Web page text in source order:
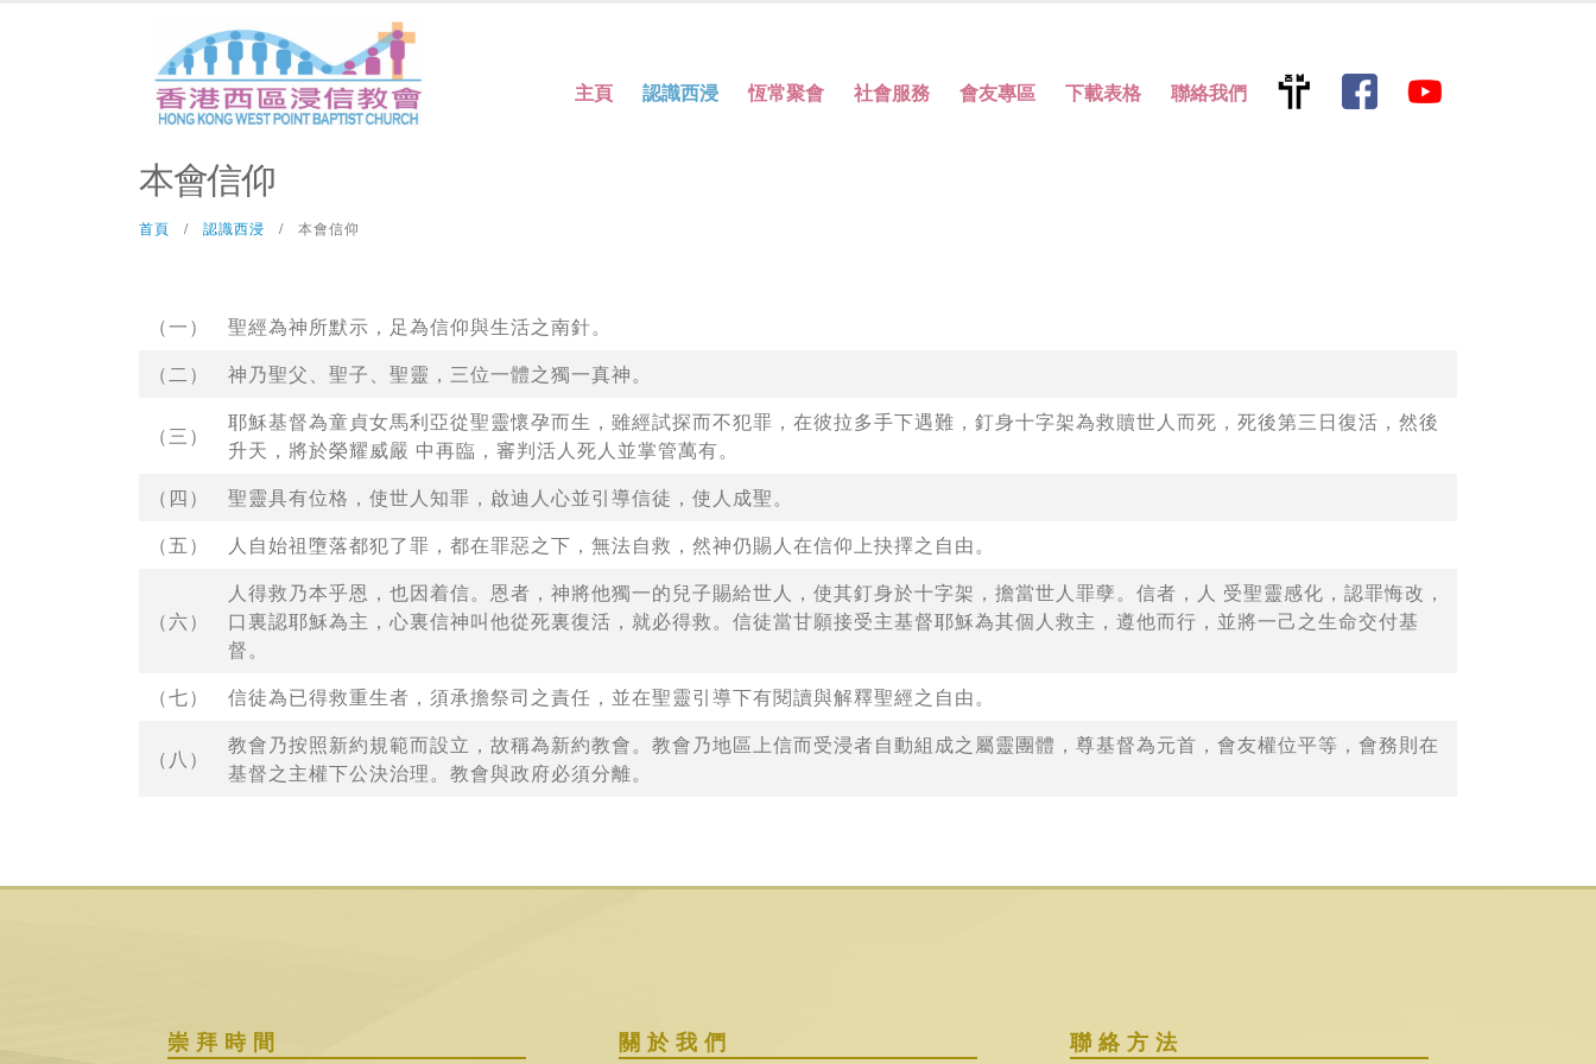
主頁 認識西浸 恆常聚會 社會服務 會友專區 下載表格 聯絡我們
本會信仰
首頁 認識西浸 本會信仰
（一）
聖經為神所默示，足為信仰與生活之南針。
（二）
神乃聖父、聖子、聖靈，三位一體之獨一真神。
（三）
耶穌基督為童貞女馬利亞從聖靈懷孕而生，雖經試探而不犯罪，在彼拉多手下遇難，釘身十字架為救贖世人而死，死後第三日復活，然後
升天，將於榮耀威嚴 中再臨，審判活人死人並掌管萬有。
（四）
聖靈具有位格，使世人知罪，啟迪人心並引導信徒，使人成聖。
（五）
人自始祖墮落都犯了罪，都在罪惡之下，無法自救，然神仍賜人在信仰上抉擇之自由。
（六）
人得救乃本乎恩，也因着信。恩者，神將他獨一的兒子賜給世人，使其釘身於十字架，擔當世人罪孽。信者，人 受聖靈感化，認罪悔改，
口裏認耶穌為主，心裏信神叫他從死裏復活，就必得救。信徒當甘願接受主基督耶穌為其個人救主，遵他而行，並將一己之生命交付基
督。
（七）
信徒為已得救重生者，須承擔祭司之責任，並在聖靈引導下有閱讀與解釋聖經之自由。
（八）
教會乃按照新約規範而設立，故稱為新約教會。教會乃地區上信而受浸者自動組成之屬靈團體，尊基督為元首，會友權位平等，會務則在
基督之主權下公決治理。教會與政府必須分離。
崇拜時間 關於我們 聯絡方法